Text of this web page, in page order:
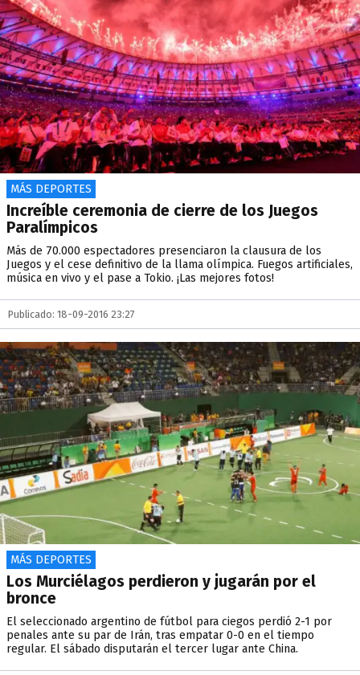
MÁS DEPORTES
Increíble ceremonia de cierre de los Juegos
Paralímpicos
Más de 70.000 espectadores presenciaron la clausura de los
Juegos y el cese definitivo de la llama olímpica. Fuegos artificiales,
música en vivo y el pase a Tokio. ¡Las mejores fotos!
Publicado: 18-09-2016 23:27
MÁS DEPORTES
Los Murciélagos perdieron y jugarán por el
bronce
El seleccionado argentino de fútbol para ciegos perdió 2-1 por
penales ante su par de Irán, tras empatar 0-0 en el tiempo
regular. El sábado disputarán el tercer lugar ante China.